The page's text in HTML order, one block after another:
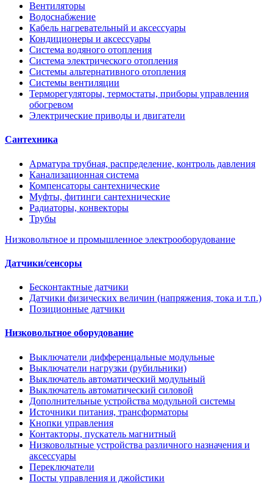
Вентиляторы
Водоснабжение
Кабель нагревательный и аксессуары
Кондиционеры и аксессуары
Система водяного отопления
Система электрического отопления
Системы альтернативного отопления
Системы вентиляции
Терморегуляторы, термостаты, приборы управления
обогревом
Электрические приводы и двигатели
Сантехника
Арматура трубная, распределение, контроль давления
Канализационная система
Компенсаторы сантехнические
Муфты, фитинги сантехнические
Радиаторы, конвекторы
Трубы
Низковольтное и промышленное электрооборудование
Датчики/сенсоры
Бесконтактные датчики
Датчики физических величин (напряжения, тока и т.п.)
Позиционные датчики
Низковольтное оборудование
Выключатели дифференцальные модульные
Выключатели нагрузки (рубильники)
Выключатель автоматический модульный
Выключатель автоматический силовой
Дополнительные устройства модульной системы
Источники питания, трансформаторы
Кнопки управления
Контакторы, пускатель магнитный
Низковольтные устройства различного назначения и
аксессуары
Переключатели
Посты управления и джойстики